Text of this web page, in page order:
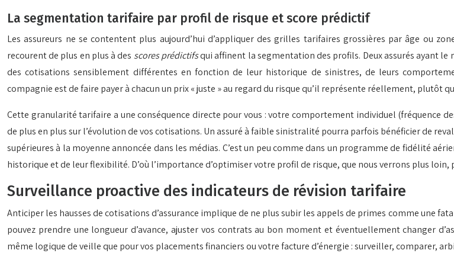
La segmentation tarifaire par profil de risque et score prédictif
Les assureurs ne se contentent plus aujourd’hui d’appliquer des grilles tarifaires grossières par âge ou
recourent de plus en plus à des scores prédictifsqui affinent la segmentation des profils. Deux assurés ayant
des cotisations sensiblement différentes en fonction de leur historique de sinistres, de leurs
compagnie est de faire payer à chacun un prix « juste » au regard du risque qu’il représente réellement, plutôt
Cette granularité tarifaire a une conséquence directe pour vous : votre comportement individuel (fréquence
de plus en plus sur l’évolution de vos cotisations. Un assuré à faible sinistralité pourra parfois bénéficier de
supérieures à la moyenne annoncée dans les médias. C’est un peu comme dans un programme de fidélité
historique et de leur flexibilité. D’où l’importance d’optimiser votre profil de risque, que nous verrons plus
Surveillance proactive des indicateurs de révision tarifaire
Anticiper les hausses de cotisations d’assurance implique de ne plus subir les appels de primes comme une
pouvez prendre une longueur d’avance, ajuster vos contrats au bon moment et éventuellement changer
même logique de veille que pour vos placements financiers ou votre facture d’énergie : surveiller, comparer,